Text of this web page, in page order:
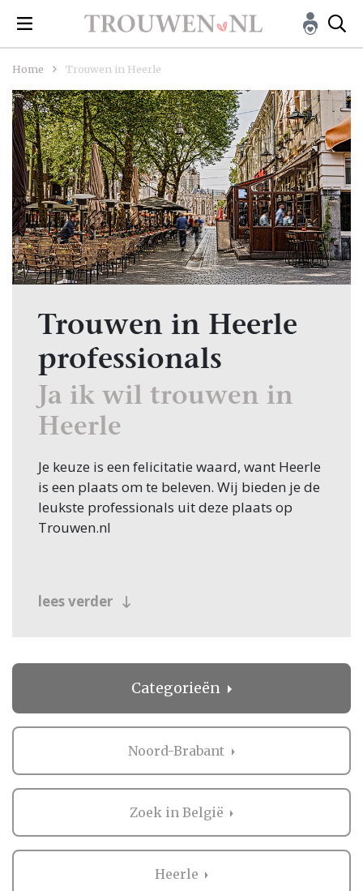
Home Trouwen in Heerle
Trouwen in Heerle
professionals
Ja ik wil trouwen in
Heerle
Je keuze is een felicitatie waard, want Heerle
is een plaats om te beleven. Wij bieden je de
leukste professionals uit deze plaats op
Trouwen.nl
lees verder
Categorieën
Noord-Brabant
Zoek in België
Heerle